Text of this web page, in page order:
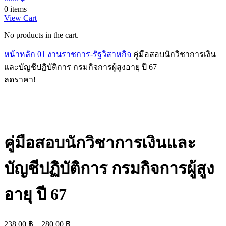
0 items
View Cart
No products in the cart.
หน้าหลัก 01 งานราชการ-รัฐวิสาหกิจ คู่มือสอบนักวิชาการเงิน
และบัญชีปฏิบัติการ กรมกิจการผู้สูงอายุ ปี 67
ลดราคา!
คู่มือสอบนักวิชาการเงินและ
บัญชีปฏิบัติการ กรมกิจการผู้สูง
อายุ ปี 67
238.00 ฿ – 280.00 ฿